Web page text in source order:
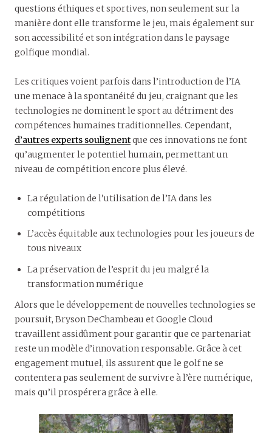
questions éthiques et sportives, non seulement sur la
manière dont elle transforme le jeu, mais également sur
son accessibilité et son intégration dans le paysage
golfique mondial.
Les critiques voient parfois dans l’introduction de l’IA
une menace à la spontanéité du jeu, craignant que les
technologies ne dominent le sport au détriment des
compétences humaines traditionnelles. Cependant,
d’autres experts soulignentque ces innovations ne font
qu’augmenter le potentiel humain, permettant un
niveau de compétition encore plus élevé.
La régulation de l’utilisation de l’IA dans les
compétitions
L’accès équitable aux technologies pour les joueurs de
tous niveaux
La préservation de l’esprit du jeu malgré la
transformation numérique
Alors que le développement de nouvelles technologies se
poursuit, Bryson DeChambeau et Google Cloud
travaillent assidûment pour garantir que ce partenariat
reste un modèle d’innovation responsable. Grâce à cet
engagement mutuel, ils assurent que le golf ne se
contentera pas seulement de survivre à l’ère numérique,
mais qu’il prospérera grâce à elle.